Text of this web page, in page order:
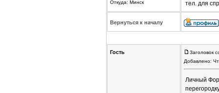
Откуда: Минск
тел. для
Вернуться к началу
Гость
Заголовок
Добавлено:
Личный